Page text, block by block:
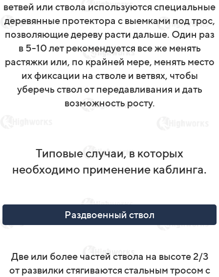
ветвей или ствола используются специальные
деревянные протектора с выемками под трос,
позволяющие дереву расти дальше. Один раз
в 5-10 лет рекомендуется все же менять
растяжки или, по крайней мере, менять место
их фиксации на стволе и ветвях, чтобы
уберечь ствол от передавливания и дать
возможность росту.
Типовые случаи, в которых
необходимо применение каблинга.
Раздвоенный ствол
Две или более частей ствола на высоте 2/3
от развилки стягиваются стальным тросом с